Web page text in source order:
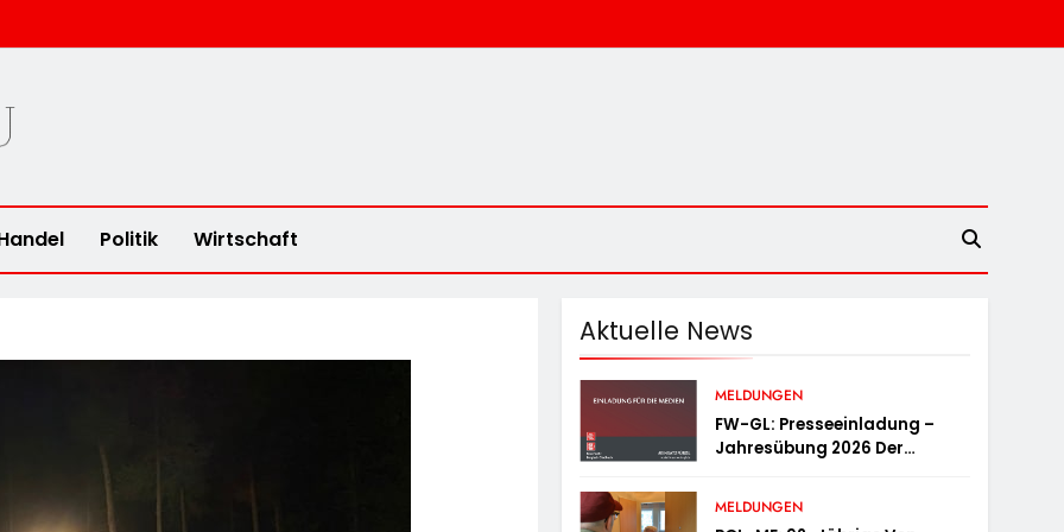
Politik Wirtschaft
Aktuelle News
MELDUNGEN
FW-GL: Presseeinladung –
Jahresübung 2026 Der
MELDUNGEN